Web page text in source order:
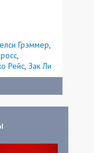
Грэммер
Рейс Зак Ли